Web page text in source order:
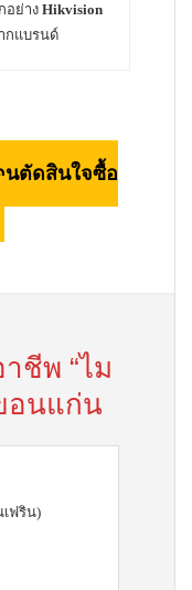
อย่าง Hikvision
กแบรนด์
นตัดสินใจซื้อ
ชีพ “ไม
อนแก่น
เฟริน)